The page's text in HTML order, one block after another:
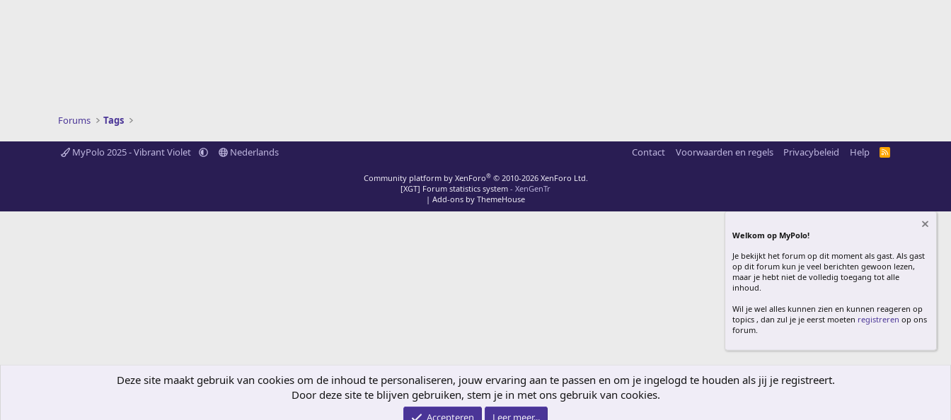
Forums Tags
MyPolo 2025 - Vibrant Violet Nederlands Contact Voorwaarden en regels Privacybeleid Help
R
Community platform by XenForo® © 2010-2026 XenForo Ltd.
[XGT] Forum statistics system - XenGenTr
| Add-ons by ThemeHouse
Welkom op MyPolo!
Je bekijkt het forum op dit moment als gast. Als gast
op dit forum kun je veel berichten gewoon lezen,
maar je hebt niet de volledig toegang tot alle
inhoud.
Wil je wel alles kunnen zien en kunnen reageren op
topics , dan zul je je eerst moeten registreren op ons
forum.
Deze site maakt gebruik van cookies om de inhoud te personaliseren, jouw ervaring aan te passen en om je ingelogd te houden als jij je registreert.
Door deze site te blijven gebruiken, stem je in met ons gebruik van cookies.
Accepteren Leer meer...